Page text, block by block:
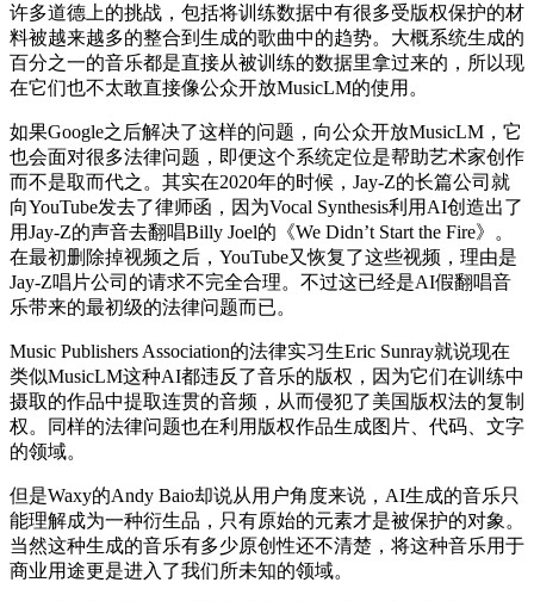
许多道德上的挑战，包括将训练数据中有很多受版权保护的材
料被越来越多的整合到生成的歌曲中的趋势。大概系统生成的
百分之一的音乐都是直接从被训练的数据里拿过来的，所以现
在它们也不太敢直接像公众开放MusicLM的使用。
如果Google之后解决了这样的问题，向公众开放MusicLM，它
也会面对很多法律问题，即便这个系统定位是帮助艺术家创作
而不是取而代之。其实在2020年的时候，Jay-Z的长篇公司就
向YouTube发去了律师函，因为Vocal Synthesis利用AI创造出了
用Jay-Z的声音去翻唱Billy Joel的《We Didn’t Start the Fire》。
在最初删除掉视频之后，YouTube又恢复了这些视频，理由是
Jay-Z唱片公司的请求不完全合理。不过这已经是AI假翻唱音
乐带来的最初级的法律问题而已。
Music Publishers Association的法律实习生Eric Sunray就说现在
类似MusicLM这种AI都违反了音乐的版权，因为它们在训练中
摄取的作品中提取连贯的音频，从而侵犯了美国版权法的复制
权。同样的法律问题也在利用版权作品生成图片、代码、文字
的领域。
但是Waxy的Andy Baio却说从用户角度来说，AI生成的音乐只
能理解成为一种衍生品，只有原始的元素才是被保护的对象。
当然这种生成的音乐有多少原创性还不清楚，将这种音乐用于
商业用途更是进入了我们所未知的领域。